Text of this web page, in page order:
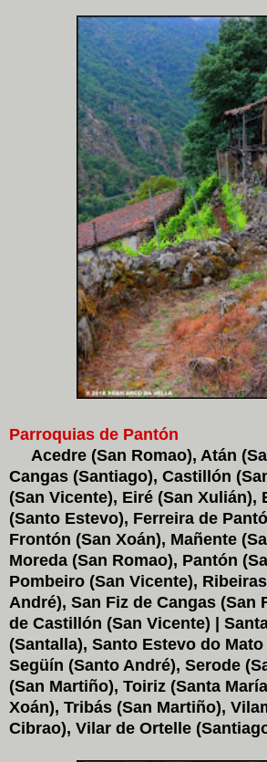
Parroquias de Pantón
Acedre (San Romao), Atán
Cangas (Santiago), Castillón
(San Vicente), Eiré (San Xulián),
(Santo Estevo), Ferreira de
Frontón (San Xoán), Mañente
Moreda (San Romao), Pantón
Pombeiro (San Vicente),
André), San Fiz de Cangas (San
de Castillón (San Vicente) |
(Santalla), Santo Estevo do
Següín (Santo André), Serode
(San Martiño), Toiriz (Santa
Xoán), Tribás (San Martiño),
Cibrao), Vilar de Ortelle